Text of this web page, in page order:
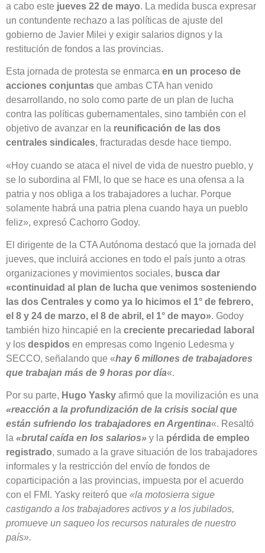
a cabo este jueves 22 de mayo. La medida busca expresar
un contundente rechazo a las políticas de ajuste del
gobierno de Javier Milei y exigir salarios dignos y la
restitución de fondos a las provincias.
Esta jornada de protesta se enmarca en un proceso de
acciones conjuntas que ambas CTA han venido
desarrollando, no solo como parte de un plan de lucha
contra las políticas gubernamentales, sino también con el
objetivo de avanzar en la reunificación de las dos
centrales sindicales, fracturadas desde hace tiempo.
«Hoy cuando se ataca el nivel de vida de nuestro pueblo, y
se lo subordina al FMI, lo que se hace es una ofensa a la
patria y nos obliga a los trabajadores a luchar. Porque
solamente habrá una patria plena cuando haya un pueblo
feliz», expresó Cachorro Godoy.
El dirigente de la CTA Autónoma destacó que la jornada del
jueves, que incluirá acciones en todo el país junto a otras
organizaciones y movimientos sociales, busca dar
«continuidad al plan de lucha que venimos sosteniendo
las dos Centrales y como ya lo hicimos el 1° de febrero,
el 8 y 24 de marzo, el 8 de abril, el 1° de mayo». Godoy
también hizo hincapié en la creciente precariedad laboral
y los despidos en empresas como Ingenio Ledesma y
SECCO, señalando que «hay 6 millones de trabajadores
que trabajan más de 9 horas por día«.
Por su parte, Hugo Yasky afirmó que la movilización es una
«reacción a la profundización de la crisis social que
están sufriendo los trabajadores en Argentina«. Resaltó
la «brutal caída en los salarios» y la pérdida de empleo
registrado, sumado a la grave situación de los trabajadores
informales y la restricción del envío de fondos de
coparticipación a las provincias, impuesta por el acuerdo
con el FMI. Yasky reiteró que «la motosierra sigue
castigando a los trabajadores activos y a los jubilados,
promueve un saqueo los recursos naturales de nuestro
país».